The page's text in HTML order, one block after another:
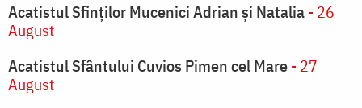
Acatistul Sfinților Mucenici Adrian și Natalia- 26
August
Acatistul Sfântului Cuvios Pimen cel Mare- 27
August